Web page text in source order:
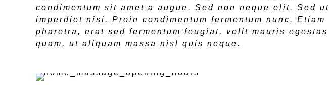
condimentum sit amet a augue. Sed non neque elit. Sed ut
imperdiet nisi. Proin condimentum fermentum nunc. Etiam
pharetra, erat sed fermentum feugiat, velit mauris egestas
quam, ut aliquam massa nisl quis neque.